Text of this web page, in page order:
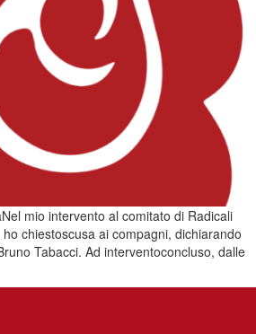
mio intervento al comitato di Radicali
chiestoscusa ai compagni, dichiarando
Tabacci. Ad interventoconcluso, dalle